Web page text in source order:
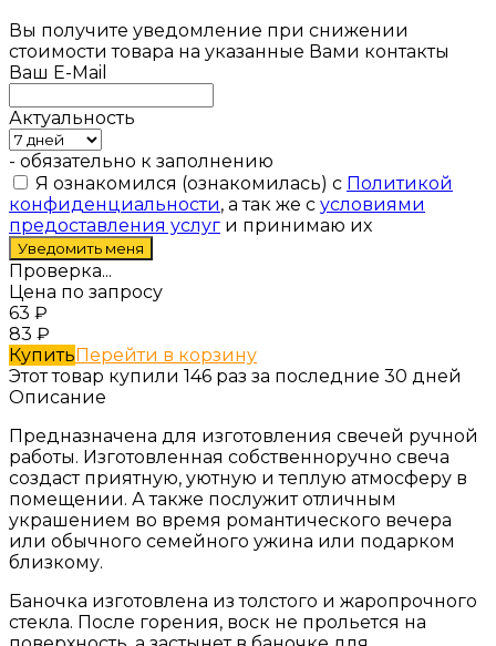
Вы получите уведомление при снижении
стоимости товара на указанные Вами контакты
Ваш E-Mail
Актуальность
- обязательно к заполнению
Я ознакомился (ознакомилась) с Политикой
конфиденциальности, а так же с условиями
предоставления услуг и принимаю их
Проверка...
Цена по запросу
63 ₽
83 ₽
КупитьПерейти в корзину
Этот товар купили 146 раз за последние 30 дней
Описание
Предназначена для изготовления свечей ручной
работы. Изготовленная собственноручно свеча
создаст приятную, уютную и теплую атмосферу в
помещении. А также послужит отличным
украшением во время романтического вечера
или обычного семейного ужина или подарком
близкому.
Баночка изготовлена из толстого и жаропрочного
стекла. После горения, воск не прольется на